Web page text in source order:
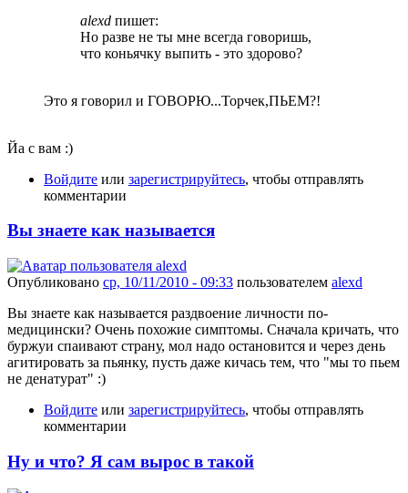
alexd пишет:
Но разве не ты мне всегда говоришь,
что коньячку выпить - это здорово?
Это я говорил и ГОВОРЮ...Торчек,ПЬЕМ?!
Йа с вам :)
Войдите или зарегистрируйтесь, чтобы отправлять
комментарии
Вы знаете как называется
Опубликовано ср, 10/11/2010 - 09:33 пользователем alexd
Вы знаете как называется раздвоение личности по-
медицински? Очень похожие симптомы. Сначала кричать, что
буржуи спаивают страну, мол надо остановится и через день
агитировать за пьянку, пусть даже кичась тем, что "мы то пьем
не денатурат" :)
Войдите или зарегистрируйтесь, чтобы отправлять
комментарии
Ну и что? Я сам вырос в такой